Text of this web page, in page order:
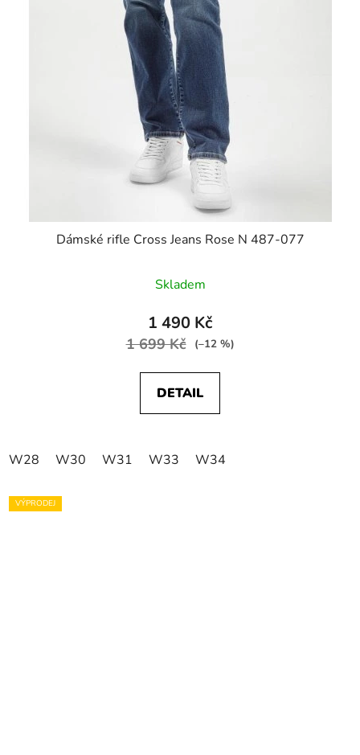
Dámské rifle Cross Jeans Rose N 487-077
Skladem
1 490 Kč
1 699 Kč (–12 %)
DETAIL
W28 W30 W31 W33 W34
VÝPRODEJ